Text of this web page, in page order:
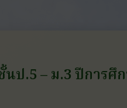
ป.5 – ม.3 ปีการศึ